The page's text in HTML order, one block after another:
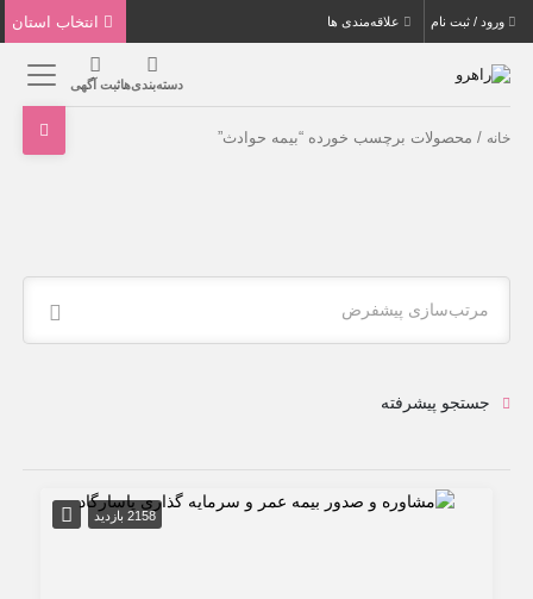
ورود / ثبت نام علاقه‌مندی ها
دسته‌بندی‌هاثبت آگهی
خانه / محصولات برچسب خورده “بیمه حوادث”
مرتب‌سازی پیشفرض
جستجو پیشرفته
2158 بازدید